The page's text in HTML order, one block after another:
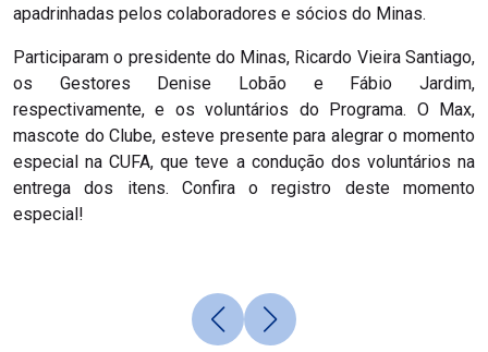
apadrinhadas pelos colaboradores e sócios do Minas.
Participaram o presidente do Minas, Ricardo Vieira Santiago,
os Gestores Denise Lobão e Fábio Jardim,
respectivamente, e os voluntários do Programa. O Max,
mascote do Clube, esteve presente para alegrar o momento
especial na CUFA, que teve a condução dos voluntários na
entrega dos itens. Confira o registro deste momento
especial!